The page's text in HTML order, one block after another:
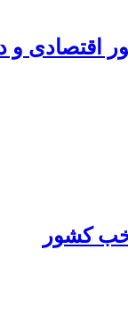
اقتصادی و
کشور